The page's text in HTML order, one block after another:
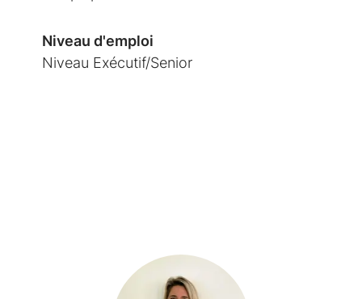
Niveau d'emploi
Niveau Exécutif/Senior